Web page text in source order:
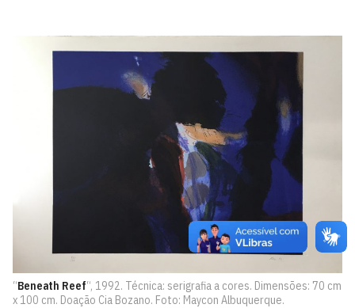
“Beneath Reef“, 1992. Técnica: serigrafia a cores. Dimensões: 70 cm
x 100 cm. Doação Cia Bozano. Foto: Maycon Albuquerque.